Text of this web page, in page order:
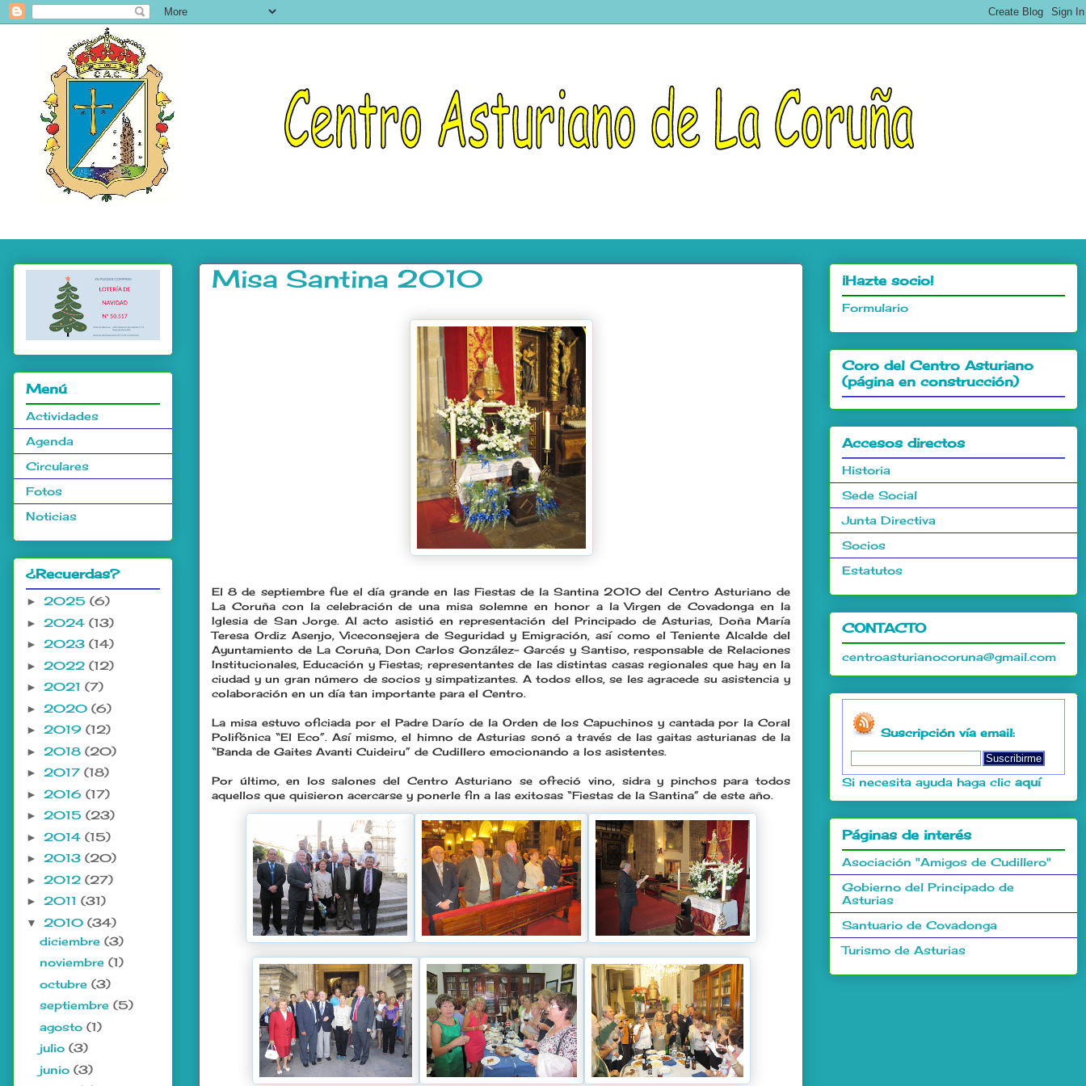
Misa Santina 2010
El 8 de septiembre fue el día grande en las Fiestas de la Santina 2010 del Centro Asturiano de
La Coruña con la celebración de una misa solemne en honor a la Virgen de Covadonga en la
Iglesia de San Jorge. Al acto asistió en representación del Principado de Asturias, Doña María
Teresa Ordiz Asenjo, Viceconsejera de Seguridad y Emigración, así como el Teniente Alcalde del
Ayuntamiento de La Coruña, Don Carlos González- Garcés y Santiso, responsable de Relaciones
Institucionales, Educación y Fiestas; representantes de las distintas casas regionales que hay en la
ciudad y un gran número de socios y simpatizantes. A todos ellos, se les agracede su asistencia y
colaboración en un día tan importante para el Centro.
La misa estuvo oficiada por el Padre Darío de la Orden de los Capuchinos y cantada por la Coral
Polifónica “El Eco”. Así mismo, el himno de Asturias sonó a través de las gaitas asturianas de la
“Banda de Gaites Avanti Cuideiru” de Cudillero emocionando a los asistentes.
Por último, en los salones del Centro Asturiano se ofreció vino, sidra y pinchos para todos
aquellos que quisieron acercarse y ponerle fin a las exitosas “Fiestas de la Santina” de este año.
Menú
Actividades
Agenda
Circulares
Fotos
Noticias
¿Recuerdas?
► 2025 (6)
► 2024 (13)
► 2023 (14)
► 2022 (12)
► 2021 (7)
► 2020 (6)
► 2019 (12)
► 2018 (20)
► 2017 (18)
► 2016 (17)
► 2015 (23)
► 2014 (15)
► 2013 (20)
► 2012 (27)
► 2011 (31)
▼ 2010 (34)
diciembre (3)
noviembre (1)
octubre (3)
septiembre (5)
agosto (1)
julio (3)
junio (3)
¡Hazte socio!
Formulario
Coro del Centro Asturiano
(página en construcción)
Accesos directos
Historia
Sede Social
Junta Directiva
Socios
Estatutos
CONTACTO
centroasturianocoruna@gmail.com
Suscripción vía email:
Si necesita ayuda haga clic aquí
Páginas de interés
Asociación "Amigos de Cudillero"
Gobierno del Principado de
Asturias
Santuario de Covadonga
Turismo de Asturias